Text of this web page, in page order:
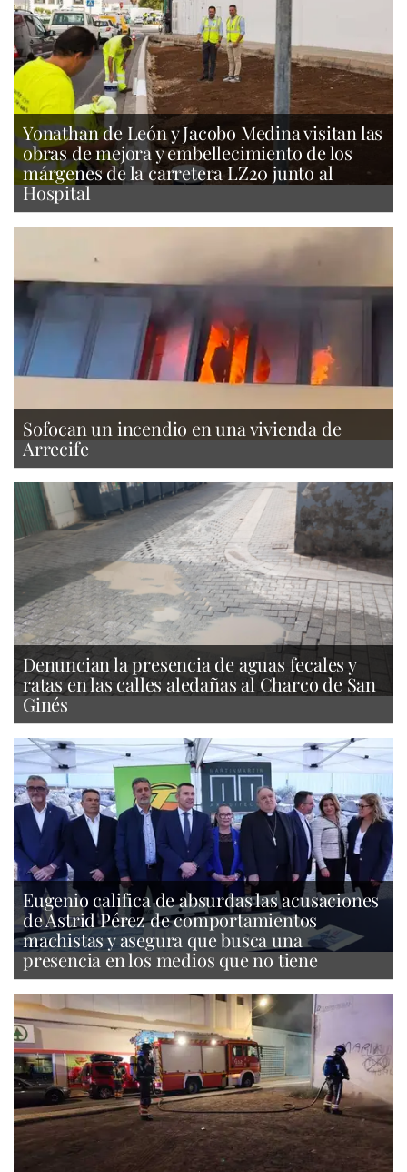
Yonathan de León y Jacobo Medina visitan las
obras de mejora y embellecimiento de los
márgenes de la carretera LZ20 junto al
Hospital
Sofocan un incendio en una vivienda de
Arrecife
Denuncian la presencia de aguas fecales y
ratas en las calles aledañas al Charco de San
Ginés
Eugenio califica de absurdas las acusaciones
de Astrid Pérez de comportamientos
machistas y asegura que busca una
presencia en los medios que no tiene